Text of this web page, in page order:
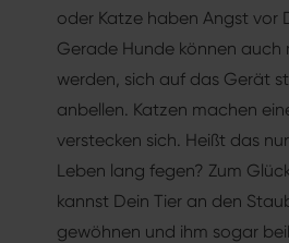
oder Katze haben Angst vor
Gerade Hunde können auch
werden, sich auf das Gerät
anbellen. Katzen machen
verstecken sich. Heißt das
Leben lang fegen? Zum
kannst Dein Tier an den
gewöhnen und ihm sogar